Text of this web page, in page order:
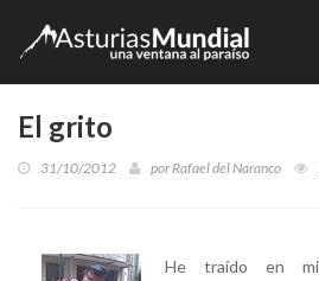
El grito
31/10/2012 porRafael del Naranco
He traído en